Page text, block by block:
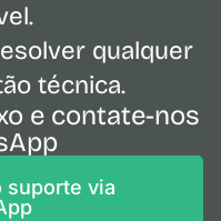
qualquer
técnica.
e contate-nos
suporte via